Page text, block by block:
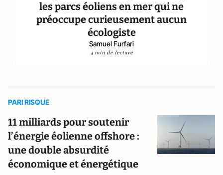
les parcs éoliens en mer qui ne
préoccupe curieusement aucun
écologiste
Samuel Furfari
4 min de lecture
PARI RISQUE
11 milliards pour soutenir
l’énergie éolienne offshore :
une double absurdité
économique et énergétique